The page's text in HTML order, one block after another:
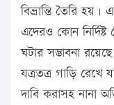
বিভ্রান্তি তৈরি
এদেরও কোন
ঘটার সম্ভাবনা
যত্রতত্র গাড়ি রেখে
দাবি করাসহ নানা